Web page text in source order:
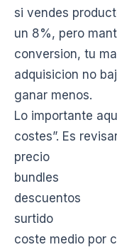
si vendes
un 8%, pero
conversion, tu
adquisicion no
ganar menos.
Lo importante
costes”. Es
precio
bundles
descuentos
surtido
coste medio por